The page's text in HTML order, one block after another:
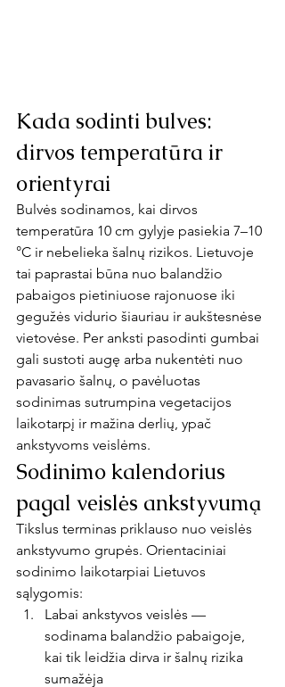
Kada sodinti bulves:
dirvos temperatūra ir
orientyrai
Bulvės sodinamos, kai dirvos
temperatūra 10 cm gylyje pasiekia 7–10
°C ir nebelieka šalnų rizikos. Lietuvoje
tai paprastai būna nuo balandžio
pabaigos pietiniuose rajonuose iki
gegužės vidurio šiauriau ir aukštesnėse
vietovėse. Per anksti pasodinti gumbai
gali sustoti augę arba nukentėti nuo
pavasario šalnų, o pavėluotas
sodinimas sutrumpina vegetacijos
laikotarpį ir mažina derlių, ypač
ankstyvoms veislėms.
Sodinimo kalendorius
pagal veislės ankstyvumą
Tikslus terminas priklauso nuo veislės
ankstyvumo grupės. Orientaciniai
sodinimo laikotarpiai Lietuvos
sąlygomis:
Labai ankstyvos veislės —
sodinama balandžio pabaigoje,
kai tik leidžia dirva ir šalnų rizika
sumažėja